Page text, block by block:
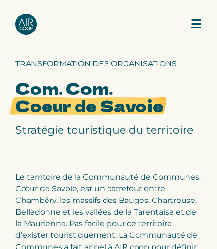
Nos expertises
Nos projets
TRANSFORMATION DES ORGANISATIONS
Com. Com.
Coeur de Savoie
Stratégie touristique du territoire
Le territoire de la Communauté de Communes
Cœur de Savoie, est un carrefour entre
Chambéry, les massifs des Bauges, Chartreuse,
Belledonne et les vallées de la Tarentaise et de
la Maurienne. Pas facile pour ce territoire
d’exister touristiquement. La Communauté de
Communes a fait appel à AIR coop pour définir